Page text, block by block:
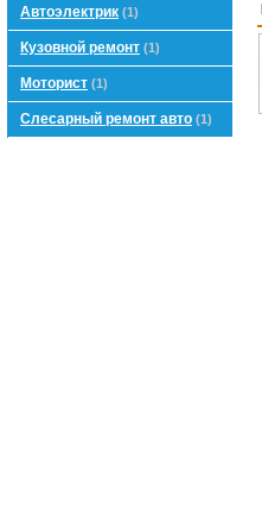
Автоэлектрик (1)
Кузовной ремонт (1)
Моторист (1)
Слесарный ремонт авто (1)